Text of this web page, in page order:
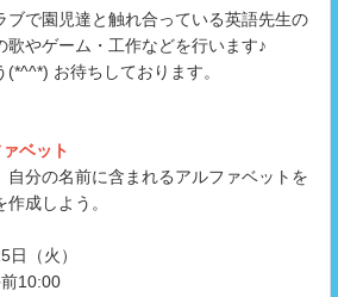
ブで園児達と触れ合っている英語先生の
歌やゲーム・工作などを行います♪
お待ちしております。
ベット
自分の名前に含まれるアルファベットを
成しよう。
（火）
10:00